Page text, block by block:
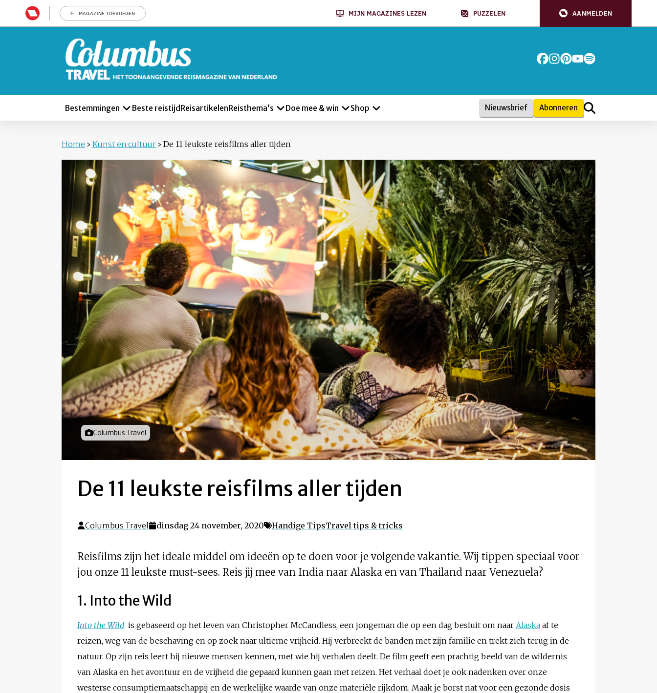
MAGAZINE TOEVOEGEN MIJN MAGAZINES LEZEN PUZZELEN AANMELDEN
Bestemmingen Beste reistijd ReisartikelenReisthema’s Doe mee & win Shop Nieuwsbrief Abonneren
Home › Kunst en cultuur › De 11 leukste reisfilms aller tijden
Foto door
Columbus Travel
De 11 leukste reisfilms aller tijden
Columbus Travel dinsdag 24 november, 2020 Handige TipsTravel tips & tricks
Reisfilms zijn het ideale middel om ideeën op te doen voor je volgende vakantie. Wij tippen speciaal voor
jou onze 11 leukste must-sees. Reis jij mee van India naar Alaska en van Thailand naar Venezuela?
1. Into the Wild
Into the Wild is gebaseerd op het leven van Christopher McCandless, een jongeman die op een dag besluit om naar Alaska af te
reizen, weg van de beschaving en op zoek naar ultieme vrijheid. Hij verbreekt de banden met zijn familie en trekt zich terug in de
natuur. Op zijn reis leert hij nieuwe mensen kennen, met wie hij verhalen deelt. De film geeft een prachtig beeld van de wildernis
van Alaska en het avontuur en de vrijheid die gepaard kunnen gaan met reizen. Het verhaal doet je ook nadenken over onze
westerse consumptiemaatschappij en de werkelijke waarde van onze materiële rijkdom. Maak je borst nat voor een gezonde dosis